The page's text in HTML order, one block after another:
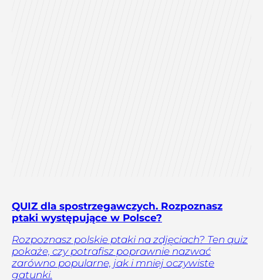
QUIZ dla spostrzegawczych. Rozpoznasz
ptaki występujące w Polsce?
Rozpoznasz polskie ptaki na zdjęciach? Ten quiz
pokaże, czy potrafisz poprawnie nazwać
zarówno popularne, jak i mniej oczywiste
gatunki.